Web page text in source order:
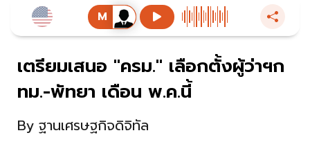
เตรียมเสนอ "ครม." เลือกตั้งผู้ว่าฯก
ทม.-พัทยา เดือน พ.ค.นี้
By ฐานเศรษฐกิจดิจิทัล